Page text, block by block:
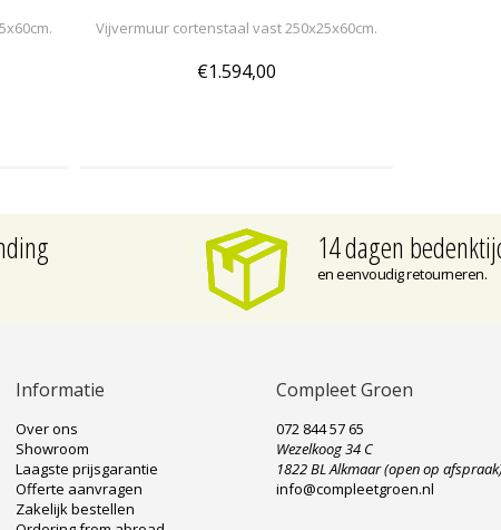
Vijvermuur cortenstaal vast 250x25x60cm.
€1.594,00
14 dagen
en eenvoudig retourneren.
Informatie
Over ons
Showroom
Laagste prijsgarantie
Offerte aanvragen
Zakelijk bestellen
Compleet Groen
072 844 57 65
Wezelkoog 34 C
1822 BL Alkmaar (open op
info@compleetgroen.nl